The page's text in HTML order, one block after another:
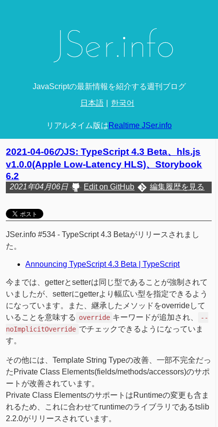
JavaScriptの最新情報を紹介する週刊ブログ
日本語 한국어
リアルタイム版はRealtime JSer.info
2021-04-06のJS: TypeScript 4.3 Beta、hls.js
v1.0.0(Apple Low-Latency HLS)、Storybook
6.2
2021年04月06日 Edit on GitHub 編集履歴を見る
JSer.info #534 - TypeScript 4.3 Betaがリリースされまし
た。
Announcing TypeScript 4.3 Beta | TypeScript
今までは、getterとsetterは同じ型であることが強制されて
いましたが、setterにgetterより幅広い型を指定できるよう
になっています。また、継承したメソッドをoverrideして
いることを意味する override キーワードが追加され、
--
noImplicitOverride でチェックできるようになっていま
す。
その他には、Template String Typeの改善、一部不完全だっ
たPrivate Class Elements(fields/methods/accessors)のサポ
ートが改善されています。
Private Class ElementsのサポートはRuntimeの変更も含ま
れるため、これに合わせてruntimeのライブラリであるtslib
2.2.0がリリースされています。